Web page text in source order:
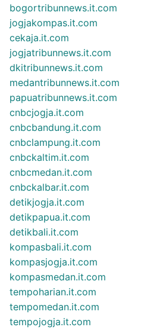
bogortribunnews.it.com
jogjakompas.it.com
cekaja.it.com
jogjatribunnews.it.com
dkitribunnews.it.com
medantribunnews.it.com
papuatribunnews.it.com
cnbcjogja.it.com
cnbcbandung.it.com
cnbclampung.it.com
cnbckaltim.it.com
cnbcmedan.it.com
cnbckalbar.it.com
detikjogja.it.com
detikpapua.it.com
detikbali.it.com
kompasbali.it.com
kompasjogja.it.com
kompasmedan.it.com
tempoharian.it.com
tempomedan.it.com
tempojogja.it.com